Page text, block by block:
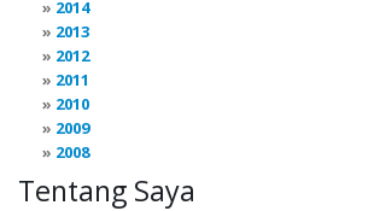
2014
2013
2012
2011
2010
2009
2008
Tentang Saya